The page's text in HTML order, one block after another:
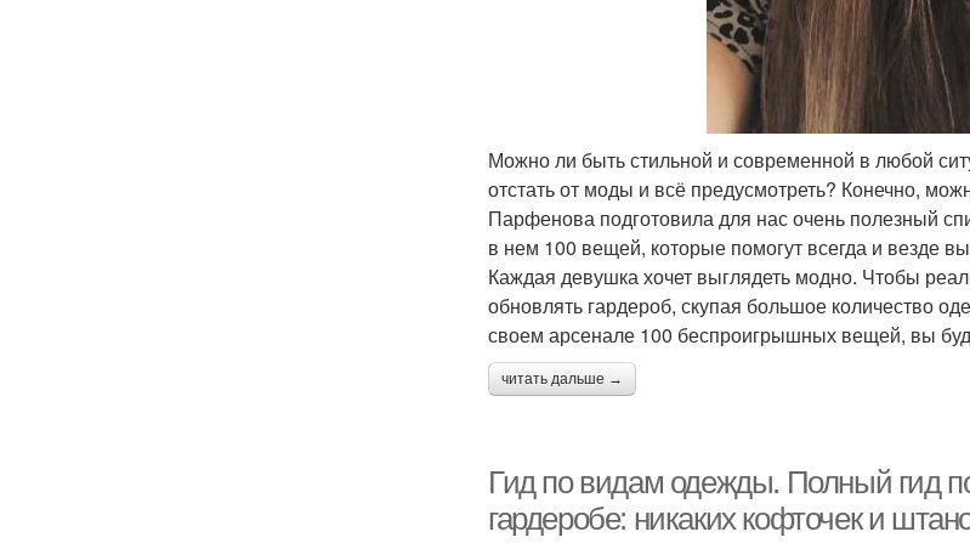
Можно ли быть стильной и современной в любой
отстать от моды и всё предусмотреть? Конечно,
Парфенова подготовила для нас очень полезный
в нем 100 вещей, которые помогут всегда и везде
Каждая девушка хочет выглядеть модно. Чтобы
обновлять гардероб, скупая большое количество
своем арсенале 100 беспроигрышных вещей, вы
читать дальше →
Гид по видам одежды. Полный гид
гардеробе: никаких кофточек и